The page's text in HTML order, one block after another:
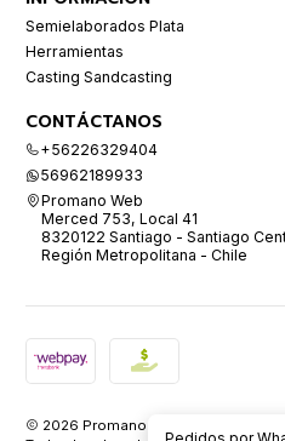
Semielaborados Plata
Herramientas
Casting Sandcasting
CONTÁCTANOS
+56226329404
56962189933
Promano Web
Merced 753, Local 41
8320122 Santiago - Santiago
Región Metropolitana - Chile
2026 Promano.
Pedidos por